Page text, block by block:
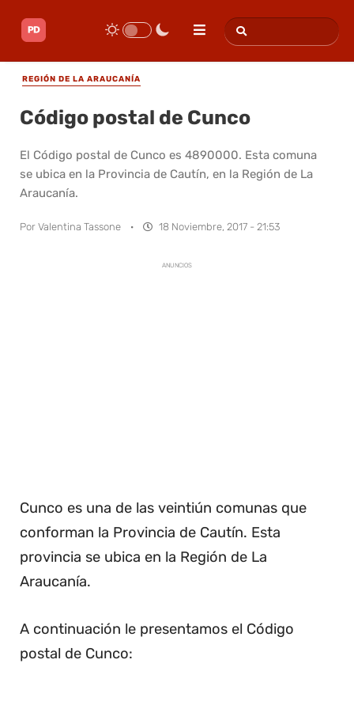
REGIÓN DE LA ARAUCANÍA
Código postal de Cunco
El Código postal de Cunco es 4890000. Esta comuna
se ubica en la Provincia de Cautín, en la Región de La
Araucanía.
Por Valentina Tassone · 18 Noviembre, 2017 - 21:53
ANUNCIOS
Cunco es una de las veintiún comunas que
conforman la Provincia de Cautín. Esta
provincia se ubica en la Región de La
Araucanía.
A continuación le presentamos el Código
postal de Cunco: